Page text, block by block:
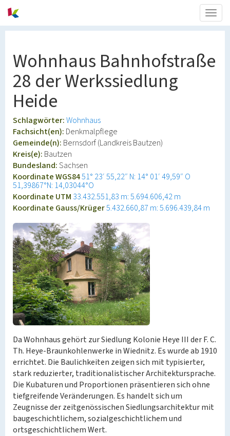
Wohnhaus Bahnhofstraße
28 der Werkssiedlung
Heide
Schlagwörter:Wohnhaus
Fachsicht(en): Denkmalpflege
Gemeinde(n): Bernsdorf (Landkreis Bautzen)
Kreis(e): Bautzen
Bundesland:Sachsen
Koordinate WGS8451° 23′ 55,22″ N: 14° 01′ 49,59″ O
51,39867°N: 14,03044°O
Koordinate UTM 33.432.551,83 m: 5.694.606,42 m
Koordinate Gauss/Krüger5.432.660,87 m: 5.696.439,84 m
Da Wohnhaus gehört zur Siedlung Kolonie Heye III der F. C.
Th. Heye-Braunkohlenwerke in Wiednitz. Es wurde ab 1910
errichtet. Die Baulichkeiten zeigen sich mit typisierter,
stark reduzierter, traditionalistischer Architektursprache.
Die Kubaturen und Proportionen präsentieren sich ohne
tiefgreifende Veränderungen. Es handelt sich um
Zeugnisse der zeitgenössischen Siedlungsarchitektur mit
baugeschichtlichem, sozialgeschichtlichem und
ortsgeschichtlichem Wert.